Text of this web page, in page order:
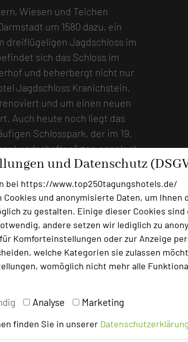
und Datenschutz
bei https://www.top250tagungshotels.de/
und anonymisierte Daten, um Ihnen
zu gestalten. Einige dieser Cookies
andere setzen wir lediglich zu
Komforteinstellungen oder zur Anzeige
welche Kategorien sie zulassen
womöglich nicht mehr alle
Analyse Marketing
finden Sie in unserer
Wiesen und Teichen
um 1580 dazu, ein
dreiflügeligen Jagdschloss im
sich das Schloss im
und beherbergt nicht nur
Jagdschloss Kranichstein.
und um einen neuen
Auch heute noch liegt das
Schlosspark, der im 19.
Landschaftsgärten angelegt
oder Outdoor-Aktivitäten
sich mit dem
der nicht nur für
steht, sondern sich
Teilnehmern eignet. Im
in
Die Symbiose aus
Elementen verleiht ihm
Holz wird kombiniert mit
Fenstern blicken die Gäste
Haus optimale Kapazitäten
Kick-off-Meetings,